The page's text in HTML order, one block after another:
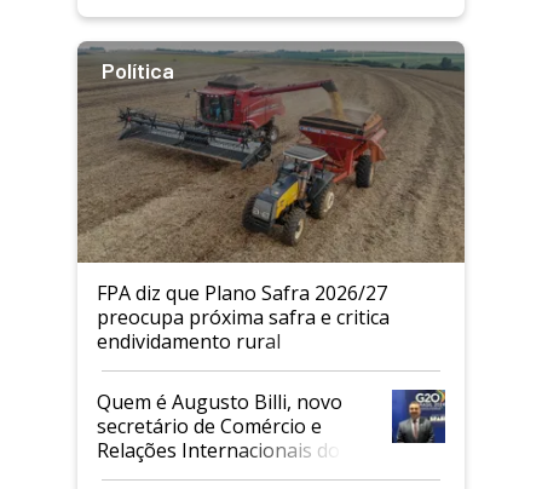
Política
FPA diz que Plano Safra 2026/27
preocupa próxima safra e critica
endividamento rural
Quem é Augusto Billi, novo
secretário de Comércio e
Relações Internacionais do
Mapa